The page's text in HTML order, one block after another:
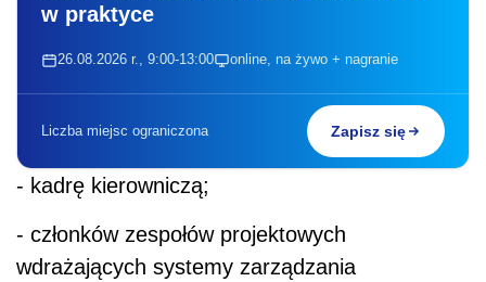
w praktyce
26.08.2026 r., 9:00-13:00 online, na żywo + nagranie
Liczba miejsc ograniczona Zapisz się
- kadrę kierowniczą;
- członków zespołów projektowych
wdrażających systemy zarządzania